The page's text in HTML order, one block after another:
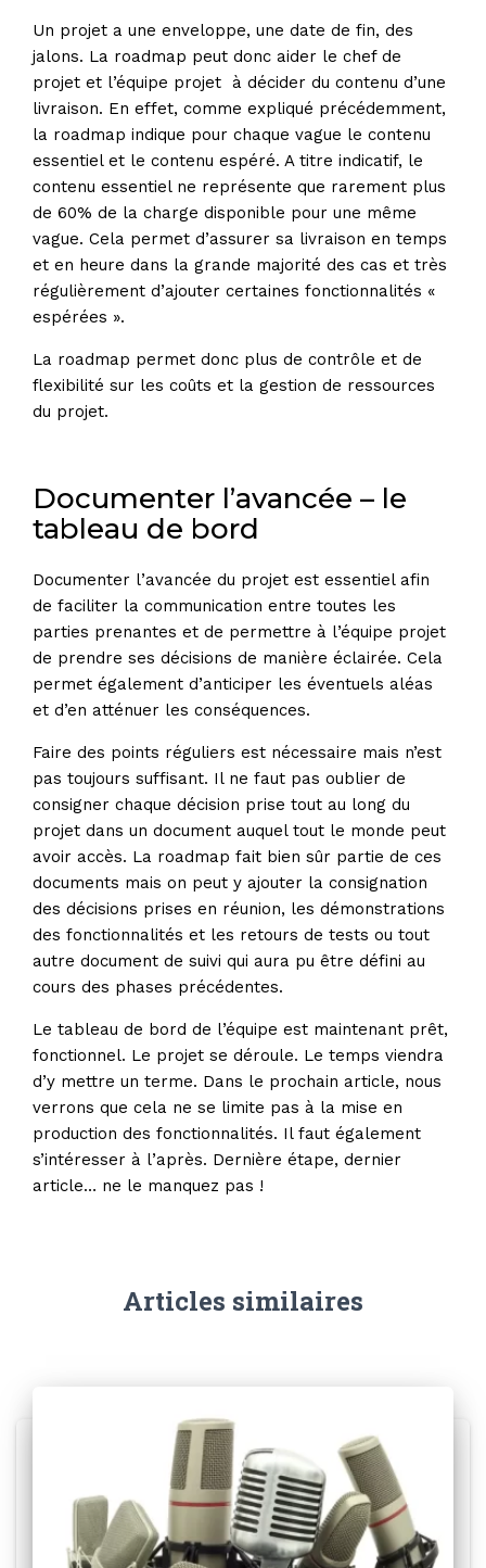
Un projet a une enveloppe, une date de fin, des
jalons. La roadmap peut donc aider le chef de
projet et l’équipe projet à décider du contenu d’une
livraison. En effet, comme expliqué précédemment,
la roadmap indique pour chaque vague le contenu
essentiel et le contenu espéré. A titre indicatif, le
contenu essentiel ne représente que rarement plus
de 60% de la charge disponible pour une même
vague. Cela permet d’assurer sa livraison en temps
et en heure dans la grande majorité des cas et très
régulièrement d’ajouter certaines fonctionnalités «
espérées ».
La roadmap permet donc plus de contrôle et de
flexibilité sur les coûts et la gestion de ressources
du projet.
Documenter l’avancée – le
tableau de bord
Documenter l’avancée du projet est essentiel afin
de faciliter la communication entre toutes les
parties prenantes et de permettre à l’équipe projet
de prendre ses décisions de manière éclairée. Cela
permet également d’anticiper les éventuels aléas
et d’en atténuer les conséquences.
Faire des points réguliers est nécessaire mais n’est
pas toujours suffisant. Il ne faut pas oublier de
consigner chaque décision prise tout au long du
projet dans un document auquel tout le monde peut
avoir accès. La roadmap fait bien sûr partie de ces
documents mais on peut y ajouter la consignation
des décisions prises en réunion, les démonstrations
des fonctionnalités et les retours de tests ou tout
autre document de suivi qui aura pu être défini au
cours des phases précédentes.
Le tableau de bord de l’équipe est maintenant prêt,
fonctionnel. Le projet se déroule. Le temps viendra
d’y mettre un terme. Dans le prochain article, nous
verrons que cela ne se limite pas à la mise en
production des fonctionnalités. Il faut également
s’intéresser à l’après. Dernière étape, dernier
article… ne le manquez pas !
Articles similaires